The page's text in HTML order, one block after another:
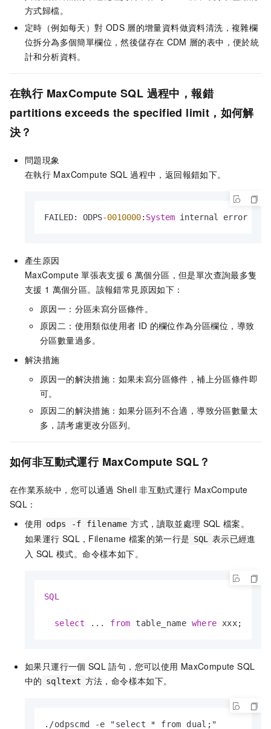
方式歸檔。
定時（例如每天）對 ODS 層的增量資料做資料清洗，複雜欄
位拆分為多個簡單欄位，然後儲存在 CDM 層的表中，便於統
計和分析資料。
在執行 MaxCompute SQL 過程中，報錯
partitions exceeds the specified limit，如何解
決？
問題現象
在執行 MaxCompute SQL 過程中，返回報錯如下。
FAILED: ODPS-0010000: System internal error
產生原因
MaxCompute 單張表支援 6 萬個分區，但是單次查詢最多隻
支援 1 萬個分區。該報錯常見原因如下：
原因一：分區未寫分區條件。
原因二：使用類似使用者 ID 的欄位作為分區欄位，導致
分區數量過多。
解決措施
原因一的解決措施：如果未寫分區條件，補上分區條件即
可。
原因二的解決措施：如果分區列不合適，導致分區數量太
多，請考慮更改分區列。
如何非互動式運行 MaxCompute SQL？
在作業系統中，您可以通過 Shell 非互動式運行 MaxCompute
SQL：
使用 odps -f filename 方式，讀取並處理 SQL 檔案。
如果運行 SQL，Filename 檔案的第一行是 SQL
表示已經進
入 SQL 模式。命令樣本如下。
SQL
select ... from table_name where
如果只運行一個 SQL 語句，您可以使用 MaxCompute SQL
中的 sqltext 方法，命令樣本如下。
. /odpscmd -e "select * from